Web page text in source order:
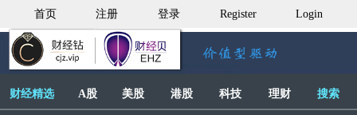
首页 注册 登录 Register Login
财经精选 A股 美股 港股 科技 理财 搜索